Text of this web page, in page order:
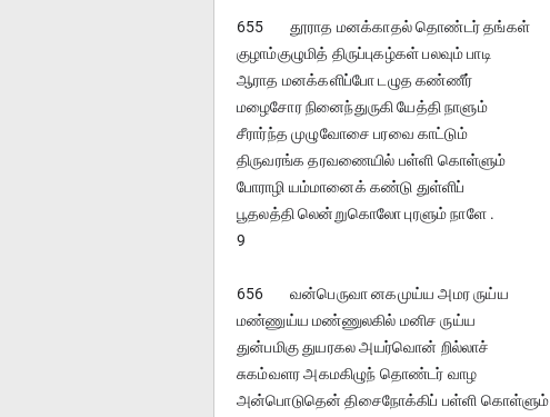
655	தூராத மனக்காதல் தொண்டர் தங்கள்
குழாம்குழுமித் திருப்புகழ்கள் பலவும் பாடி
ஆராத மனக்களிப்போ டழுத கண்ணீர்
மழைசோர நினைந்துருகி யேத்தி நாளும்
சீரார்ந்த முழுவோசை பரவை காட்டும்
திருவரங்க தரவணையில் பள்ளி கொள்ளும்
போராழி யம்மானைக் கண்டு துள்ளிப்
பூதலத்தி லென்றுகொலோ புரளும் நாளே .
9
656	வன்பெருவா னகமுய்ய அமர ருய்ய
மண்ணுய்ய மண்ணுலகில் மனிச ருய்ய
துன்பமிகு துயரகல அயர்வொன் றில்லாச்
சுகம்வளர அகமகிழுந் தொண்டர் வாழ
அன்பொடுதென் திசைநோக்கிப் பள்ளி கொள்ளும்